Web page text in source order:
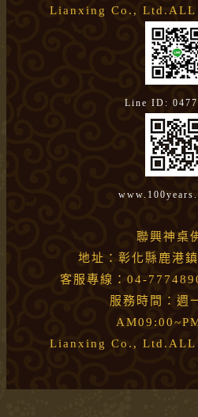
Lianxing Co., Ltd.ALL
Line ID:
聯興神桌
地址：彰化縣鹿港
客服專線：04-
服務時間：週
Lianxing Co., Ltd.ALL